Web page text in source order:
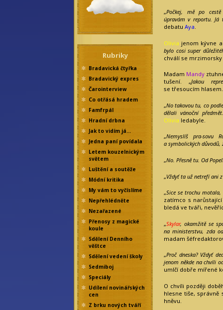
Rubriky
Bradavická čtyřka
Bradavický expres
Čarointerview
Co otřásá hradem
Famfrpál
Hradní drbna
Jak to vidím já…
Jedna paní povídala
Letem kouzelnickým
světem
Luštění a soutěže
Módní kritika
My vám to vyčíslíme
Nepřehlédněte
Nezařazené
Přenosy z magické
koule
Sdělení Denního
věštce
Sdělení vedení školy
Sedmiboj
Speciály
Udílení novinářských
cen
Z brku nových tváří
„Počkej, mě po
úpravám v reportu.
debatu Aya
Olivia jenom kývne
bylo cosi super
chválí se
Madam Mandy
tušení. „Jakou
se třesoucím hlasem.
„No takovou tu, co
dělali vánoční
Olivia ledabyle.
„Nemyslíš pra-sovu
a symbolických důvodů,
„No. Přesně tu. Od
„Vždyť ta už netrefí ani
„Sice se trochu
zatímco s
bledá ve tváři,
„Skylar, okamžitě se
na ministerstvu, zda
madam
„Proč dneska? Vždyť
jenom někde na chvíli
umlčí dobře mířené
O chvíli později
hlesne tiše, správně
hněvu.